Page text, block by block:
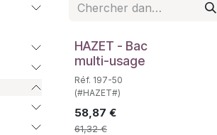
HAZET - Bac
multi-usage
Réf. 197-50
(#HAZET#)
58,87 €
61,32€